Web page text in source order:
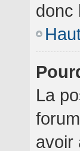
donc
La
avoir